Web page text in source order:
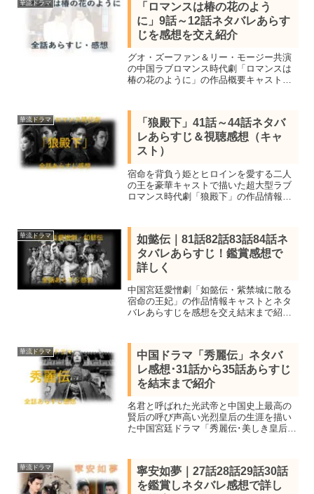
華流ドラマ
「ロマンスは椿の花のよう
に」9話～12話ネタバレあらす
じを感想を交え紹介
グオ・ズーファン＆リー・モージー共演
の中国ラブロマンス時代劇「ロマンスは
椿の花のように」の作品概要キャスト、9
華流ドラマ
「狼殿下」41話～44話ネタバ
レあらすじ＆視聴感想（キャ
スト）
宿命を背負う姫とヒロインを愛する二人
の王を豪華キャストで描いた超大型ラブ
ロマンス時代劇「狼殿下」の作品情報キ
ダレン・ワンなどが共演し各ドラマラン
キングの1位を独占した作品
華流ドラマ
如懿伝｜81話82話83話84話ネ
タバレあらすじ！鑑賞感想で
詳しく
中国宮廷愛憎劇「如懿伝・紫禁城に散る
宿命の王妃」の作品情報キャストとネタ
バレあらすじを感想を交え結末まで紹
82話「愛と復讐」83話「格格の告発」84
話「残された時間」まで
華流ドラマ
中国ドラマ「秀麗伝」ネタバ
レ感想･31話から35話あらすじ
を結末まで紹介
名君と呼ばれた光武帝と中国史上最高の
賢后の呼び声高い光烈皇后の生涯を描い
た中国宮廷ドラマ「秀麗伝･美しき皇后と
え結末まで紹介。ルビー・リンとユア
ン・ホンの共演。
華流ドラマ
寧安如夢｜27話28話29話30話
を鑑賞しネタバレ感想で詳し